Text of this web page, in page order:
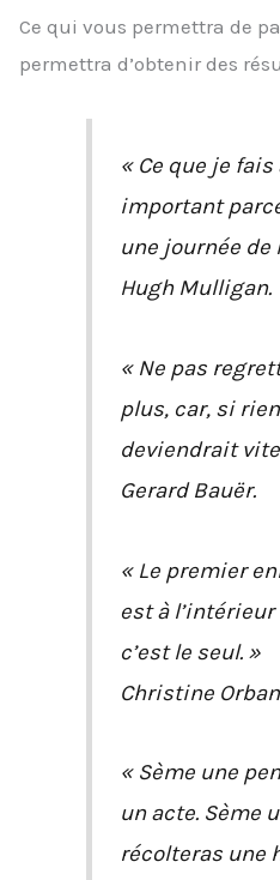
Ce qui vous permettra de
permettra d’obtenir des
« Ce que je
important
une journée de
Hugh Mulligan.
« Ne pas
plus, car, si
deviendrait
Gerard Bauër.
« Le premier
est à l’intérieur
c’est le seul. »
Christine
« Sème une
un acte. Sème
récolteras une